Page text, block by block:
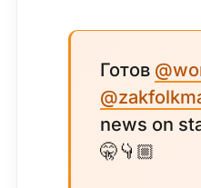
Готов
news on
🤫👇🏼